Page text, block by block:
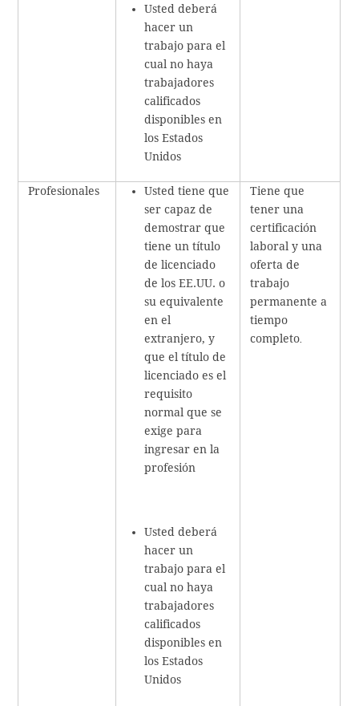
Usted deberá
hacer un
trabajo para el
cual no haya
trabajadores
calificados
disponibles en
los Estados
Unidos
Profesionales
Usted tiene que
ser capaz de
demostrar que
tiene un título
de licenciado
de los EE.UU. o
su equivalente
en el
extranjero, y
que el título de
licenciado es el
requisito
normal que se
exige para
ingresar en la
profesión
Usted deberá
hacer un
trabajo para el
cual no haya
trabajadores
calificados
disponibles en
los Estados
Unidos
Tiene que
tener una
certificación
laboral y una
oferta de
trabajo
permanente a
tiempo
completo